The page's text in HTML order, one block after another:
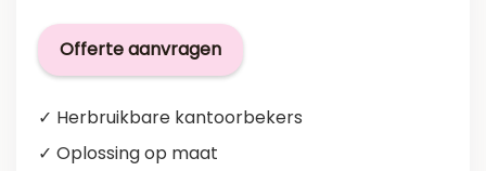
Offerte aanvragen
✓ Herbruikbare kantoorbekers
✓ Oplossing op maat